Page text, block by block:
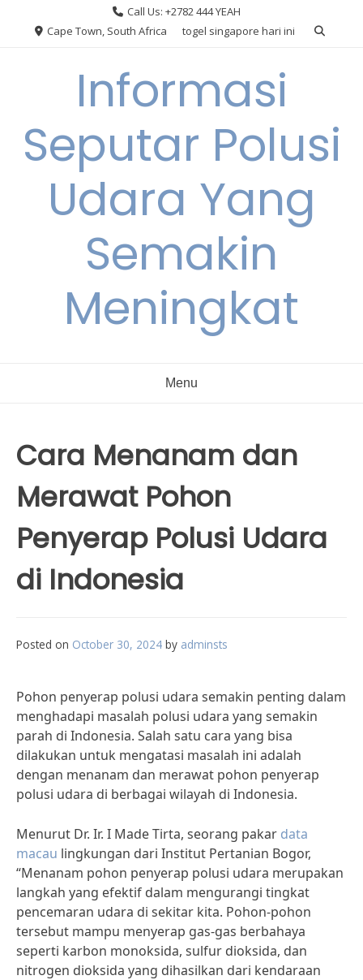
Call Us: +2782 444 YEAH
Cape Town, South Africa
togel singapore hari ini
Informasi
Seputar Polusi
Udara Yang
Semakin
Meningkat
Menu
Cara Menanam dan
Merawat Pohon
Penyerap Polusi Udara
di Indonesia
Posted on October 30, 2024 by adminsts
Pohon penyerap polusi udara semakin penting dalam
menghadapi masalah polusi udara yang semakin
parah di Indonesia. Salah satu cara yang bisa
dilakukan untuk mengatasi masalah ini adalah
dengan menanam dan merawat pohon penyerap
polusi udara di berbagai wilayah di Indonesia.
Menurut Dr. Ir. I Made Tirta, seorang pakar data
macau lingkungan dari Institut Pertanian Bogor,
“Menanam pohon penyerap polusi udara merupakan
langkah yang efektif dalam mengurangi tingkat
pencemaran udara di sekitar kita. Pohon-pohon
tersebut mampu menyerap gas-gas berbahaya
seperti karbon monoksida, sulfur dioksida, dan
nitrogen dioksida yang dihasilkan dari kendaraan